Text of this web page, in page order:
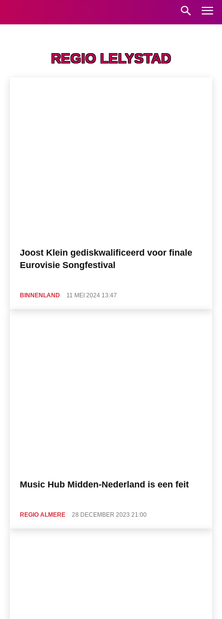
REGIO LELYSTAD
Joost Klein gediskwalificeerd voor finale
Eurovisie Songfestival
BINNENLAND 11 MEI 2024 13:47
Music Hub Midden-Nederland is een feit
REGIO ALMERE 28 DECEMBER 2023 21:00